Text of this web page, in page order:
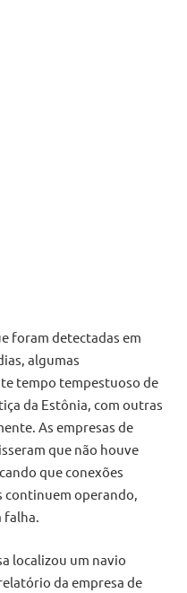
foram detectadas em
algumas
tempo tempestuoso de
da Estônia, com outras
As empresas de
que não houve
que conexões
continuem operando,
falha.
localizou um navio
da empresa de